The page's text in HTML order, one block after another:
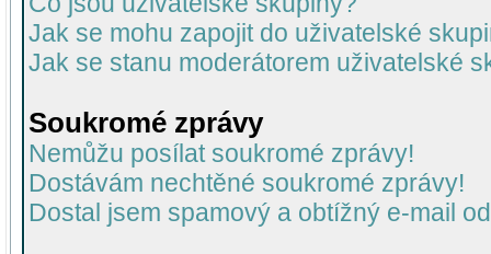
Jak se mohu zapojit do uživatelské
Jak se stanu moderátorem uživatelské
Soukromé zprávy
Nemůžu posílat soukromé zprávy!
Dostávám nechtěné soukromé zprávy!
Dostal jsem spamový a obtížný e-mail